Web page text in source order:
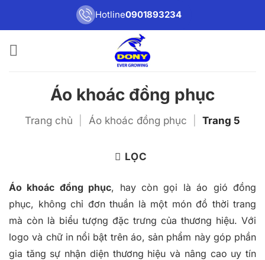
Hotline0901893234
Áo khoác đồng phục
Trang chủ Áo khoác đồng phục Trang 5
LỌC
Áo khoác đồng phục, hay còn gọi là áo gió đồng
phục, không chỉ đơn thuần là một món đồ thời trang
mà còn là biểu tượng đặc trưng của thương hiệu. Với
logo và chữ in nổi bật trên áo, sản phẩm này góp phần
gia tăng sự nhận diện thương hiệu và nâng cao uy tín